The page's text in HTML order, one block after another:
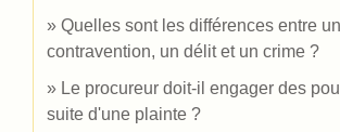
Quelles sont les différences entre
contravention, un délit et un crime ?
Le procureur doit-il engager des
suite d'une plainte ?